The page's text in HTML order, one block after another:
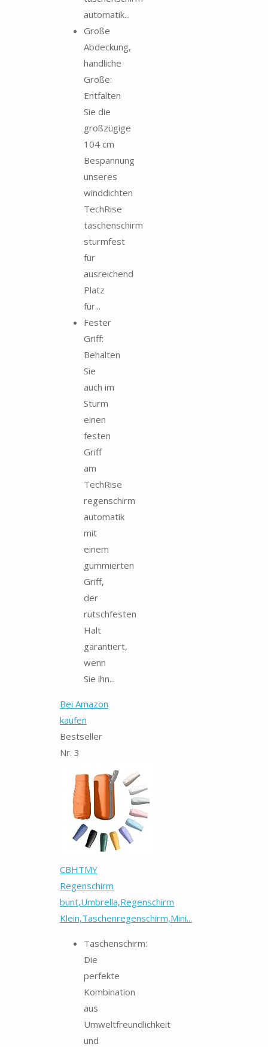
automatik...
Große
Abdeckung,
handliche
Größe:
Entfalten
Sie die
großzügige
104 cm
Bespannung
unseres
winddichten
TechRise
taschenschirm
sturmfest
für
ausreichend
Platz
für...
Fester
Griff:
Behalten
Sie
auch im
Sturm
einen
festen
Griff
am
TechRise
regenschirm
automatik
mit
einem
gummierten
Griff,
der
rutschfesten
Halt
garantiert,
wenn
Sie ihn...
Bei Amazon
kaufen
Bestseller
Nr. 3
CBHTMY
Regenschirm
bunt,Umbrella,Regenschirm
Klein,Taschenregenschirm,Mini...
Taschenschirm:
Die
perfekte
Kombination
aus
Umweltfreundlichkeit
und